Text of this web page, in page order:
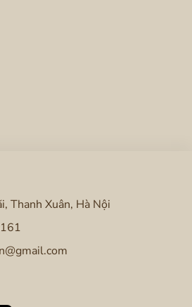
Thanh Xuân, Hà Nội